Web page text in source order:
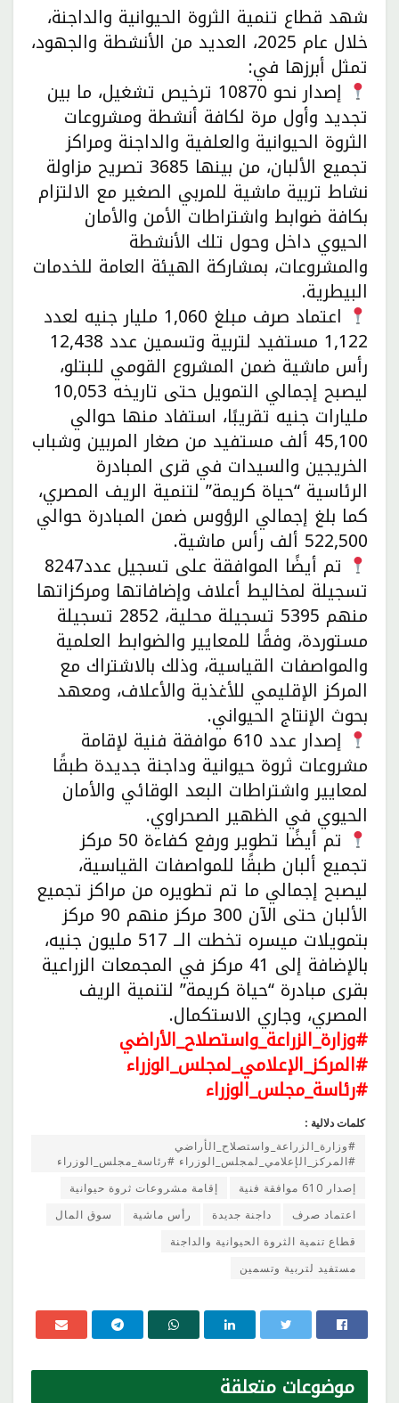
شهد قطاع تنمية الثروة الحيوانية والداجنة،
خلال عام 2025، العديد من الأنشطة والجهود،
تمثل أبرزها في:
إصدار نحو 10870 ترخيص تشغيل، ما بين
تجديد وأول مرة لكافة أنشطة ومشروعات
الثروة الحيوانية والعلفية والداجنة ومراكز
تجميع الألبان، من بينها 3685 تصريح مزاولة
نشاط تربية ماشية للمربي الصغير مع الالتزام
بكافة ضوابط واشتراطات الأمن والأمان
الحيوي داخل وحول تلك الأنشطة
والمشروعات، بمشاركة الهيئة العامة للخدمات
البيطرية.
اعتماد صرف مبلغ 1,060 مليار جنيه لعدد
1,122 مستفيد لتربية وتسمين عدد 12,438
رأس ماشية ضمن المشروع القومي للبتلو،
ليصبح إجمالي التمويل حتى تاريخه 10,053
مليارات جنيه تقريبًا، استفاد منها حوالي
45,100 ألف مستفيد من صغار المربين وشباب
الخريجين والسيدات في قرى المبادرة
الرئاسية “حياة كريمة” لتنمية الريف المصري،
كما بلغ إجمالي الرؤوس ضمن المبادرة حوالي
522,500 ألف رأس ماشية.
تم أيضًا الموافقة على تسجيل عدد8247
تسجيلة لمخاليط أعلاف وإضافاتها ومركزاتها
منهم 5395 تسجيلة محلية، 2852 تسجيلة
مستوردة، وفقًا للمعايير والضوابط العلمية
والمواصفات القياسية، وذلك بالاشتراك مع
المركز الإقليمي للأغذية والأعلاف، ومعهد
بحوث الإنتاج الحيواني.
إصدار عدد 610 موافقة فنية لإقامة
مشروعات ثروة حيوانية وداجنة جديدة طبقًا
لمعايير واشتراطات البعد الوقائي والأمان
الحيوي في الظهير الصحراوي.
تم أيضًا تطوير ورفع كفاءة 50 مركز
تجميع ألبان طبقًا للمواصفات القياسية،
ليصبح إجمالي ما تم تطويره من مراكز تجميع
الألبان حتى الآن 300 مركز منهم 90 مركز
بتمويلات ميسره تخطت الــ 517 مليون جنيه،
بالإضافة إلى 41 مركز في المجمعات الزراعية
بقرى مبادرة “حياة كريمة” لتنمية الريف
المصري، وجاري الاستكمال.
#وزارة_الزراعة_واستصلاح_الأراضي
#المركز_الإعلامي_لمجلس_الوزراء
#رئاسة_مجلس_الوزراء
كلمات دلالية :
#وزارة_الزراعة_واستصلاح_الأراضي
#المركز_الإعلامي_لمجلس_الوزراء #رئاسة_مجلس_الوزراء
إصدار 610 موافقة فنية
إقامة مشروعات ثروة حيوانية
اعتماد صرف
داجنة جديدة رأس ماشية
سوق المال
قطاع تنمية الثروة الحيوانية والداجنة
مستفيد لتربية وتسمين
موضوعات متعلقة